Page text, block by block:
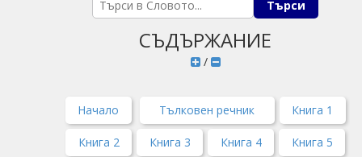
СЪДЪРЖАНИЕ
/
Начало Тълковен речник Книга 1
Книга 2 Книга 3 Книга 4 Книга 5